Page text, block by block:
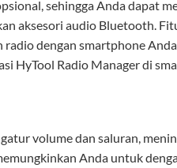
sehingga Anda dapat
aksesori audio Bluetooth.
dengan smartphone
HyTool Radio Manager di
volume dan saluran,
Anda untuk